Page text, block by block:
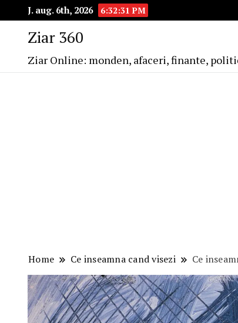
J. aug. 6th, 2026 6:32:32 PM
Ziar 360
Ziar Online: monden, afaceri, finante,
Home Ce inseamna cand visezi Ce